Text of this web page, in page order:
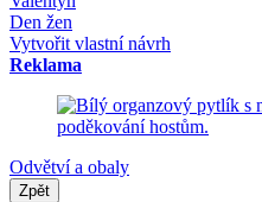
Den žen
Vytvořit vlastní návrh
Reklama
Odvětví a obaly
Zpět